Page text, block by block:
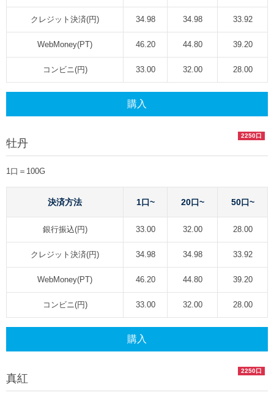
クレジット決済(円) 34.98 34.98 33.92
WebMoney(PT) 46.20 44.80 39.20
コンビニ(円) 33.00 32.00 28.00
購入
2250口
牡丹
1口＝100G
決済方法 1口~ 20口~ 50口~
銀行振込(円) 33.00 32.00 28.00
クレジット決済(円) 34.98 34.98 33.92
WebMoney(PT) 46.20 44.80 39.20
コンビニ(円) 33.00 32.00 28.00
購入
2250口
真紅